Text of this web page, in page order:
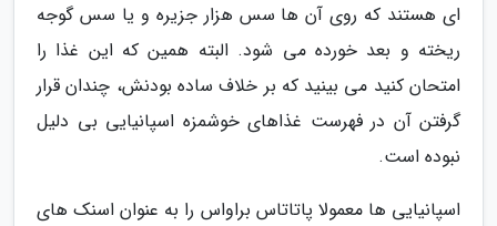
ای هستند که روی آن ها سس هزار جزیره و یا سس گوجه
ریخته و بعد خورده می شود. البته همین که این غذا را
امتحان کنید می بینید که بر خلاف ساده بودنش، چندان قرار
گرفتن آن در فهرست غذاهای خوشمزه اسپانیایی بی دلیل
نبوده است.
اسپانیایی ها معمولا پاتاتاس براواس را به عنوان اسنک های